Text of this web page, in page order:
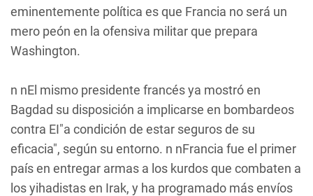
eminentemente política es que Francia no será un
mero peón en la ofensiva militar que prepara
Washington.
n nEl mismo presidente francés ya mostró en
Bagdad su disposición a implicarse en bombardeos
contra EI"a condición de estar seguros de su
eficacia", según su entorno. n nFrancia fue el primer
país en entregar armas a los kurdos que combaten a
los yihadistas en Irak, y ha programado más envíos